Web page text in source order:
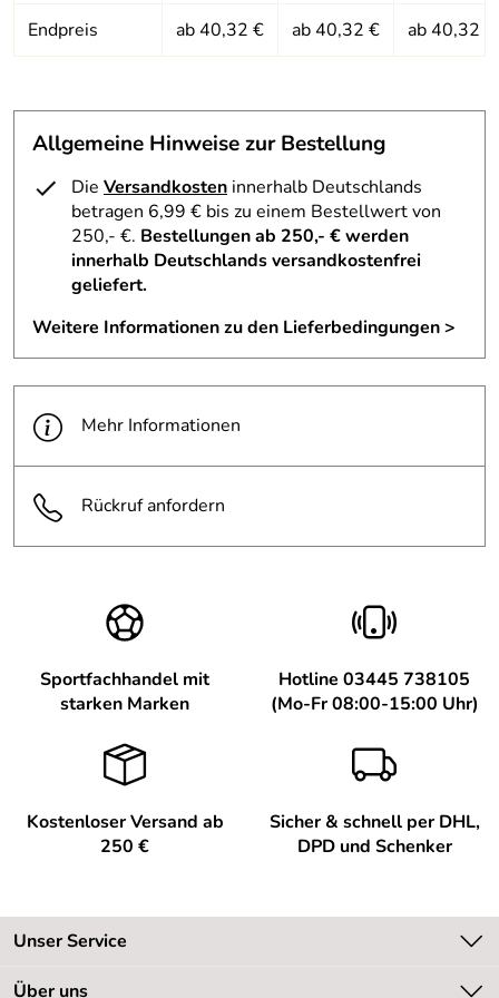
Verifizierte Bewertung
Licht, Nebel und Sonne sehr gut.
Kaufdatum: 20.03.2025
Endpreis ab 40,32 € ab 40,32 € ab 40,32 €
Allgemeine Hinweise zur Bestellung
Die Versandkosten innerhalb Deutschlands
betragen 6,99 € bis zu einem Bestellwert von
250,- €. Bestellungen ab 250,- € werden
innerhalb Deutschlands versandkostenfrei
geliefert.
Weitere Informationen zu den Lieferbedingungen >
Mehr Informationen
Rückruf anfordern
Sportfachhandel mit
starken Marken
Hotline 03445 738105
(Mo-Fr 08:00-15:00 Uhr)
Kostenloser Versand ab
250 €
Sicher & schnell per DHL,
DPD und Schenker
Unser Service
Kontakt
Über uns